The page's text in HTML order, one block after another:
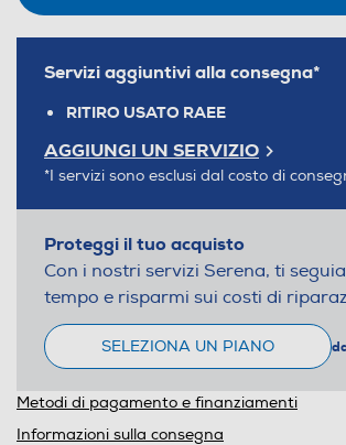
Servizi aggiuntivi alla consegna*
RITIRO USATO RAEE
AGGIUNGI UN SERVIZIO
*I servizi sono esclusi dal costo di
Proteggi il tuo acquisto
Con i nostri servizi Serena, ti
tempo e risparmi sui costi di
SELEZIONA UN PIANO
Metodi di pagamento e finanziamenti
Informazioni sulla consegna